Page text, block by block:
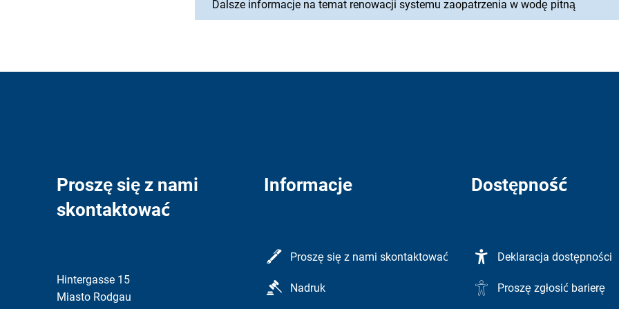
Dalsze informacje na temat renowacji systemu zaopatrzenia w wodę pitną
Proszę się z nami
skontaktować
Hintergasse 15
Miasto Rodgau
Informacje
Proszę się z nami skontaktować
Nadruk
Dostępność
Deklaracja dostępności
Proszę zgłosić barierę